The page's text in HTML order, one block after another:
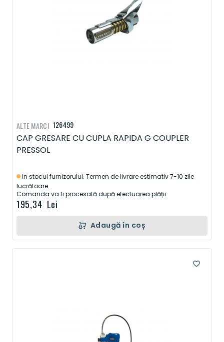
126499
CAP GRESARE CU CUPLA RAPIDA G COUPLER
PRESSOL
In stocul furnizorului. Termen de livrare estimativ 7-10 zile
lucrătoare.
Comanda va fi procesată după efectuarea plății.
195,34 Lei
ALTE MARCI
Adaugă în coș